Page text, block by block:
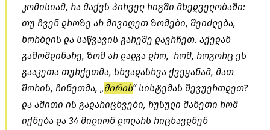
კომისიამ, რა მაქვს პირველ რიგში მხედველობაში:
თუ ჩვენ დროზე არ მივიღეთ ზომები, შეიძლება,
ხორბლის და საწვავის გარეშე დავრჩეთ. აქედან
გამომდინარე, ზომ არ დადგა დრო, რომ, როგორც ეს
გააკეთა თურქეთმა, სხვადასხვა ქვეყანამ, მათ
შორის, ჩინეთმა, „მირის“ სისტემას შევუერთდეთ?
და ამითი ის გადარიცხვები, რუსული მანეთი რომ
იქნება და 34 მილიონ დოლარს რიცხავდნენ